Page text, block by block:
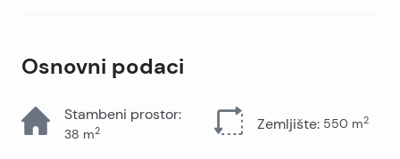
Osnovni podaci
Stambeni prostor:
38 m2 Zemljište: 550 m2